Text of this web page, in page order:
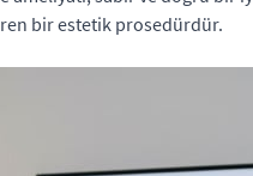
bir estetik prosedürdür.